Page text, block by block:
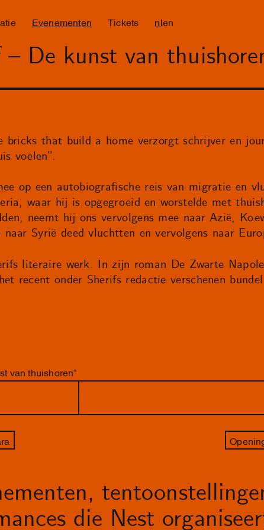
Evenementen Tickets nl en
De kunst van
that build a home verzorgt schrijver en
voelen”.
op een autobiografische reis van migratie en
waar hij is opgegroeid en worstelde met
neemt hij ons vervolgens mee naar Azië,
Syrië deed vluchtten en vervolgens naar
literaire werk. In zijn roman De Zwarte
recent onder Sherifs redactie verschenen
van thuishoren”
die Nest